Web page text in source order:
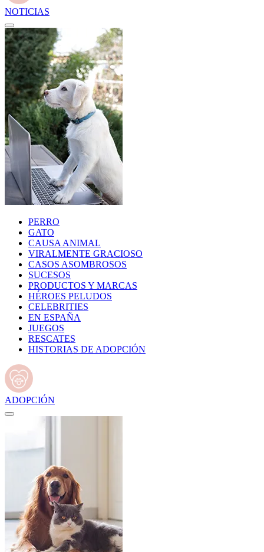
NOTICIAS
PERRO
GATO
CAUSA ANIMAL
VIRALMENTE GRACIOSO
CASOS ASOMBROSOS
SUCESOS
PRODUCTOS Y MARCAS
HÉROES PELUDOS
CELEBRITIES
EN ESPAÑA
JUEGOS
RESCATES
HISTORIAS DE ADOPCIÓN
ADOPCIÓN